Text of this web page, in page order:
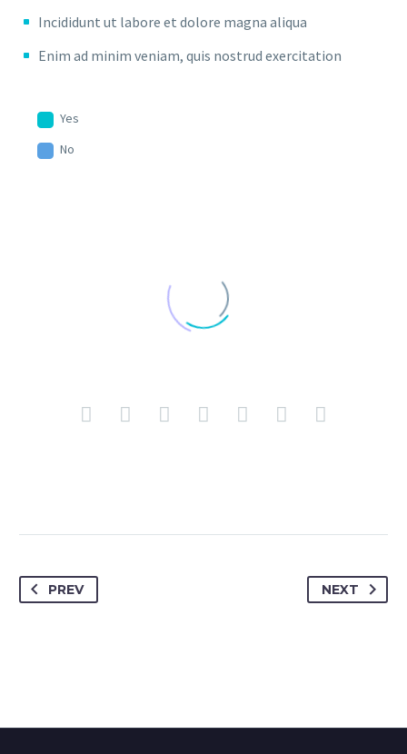
Incididunt ut labore et dolore magna aliqua
Enim ad minim veniam, quis nostrud exercitation
Yes
No
appearance of your website – with few clicks.
PREV NEXT